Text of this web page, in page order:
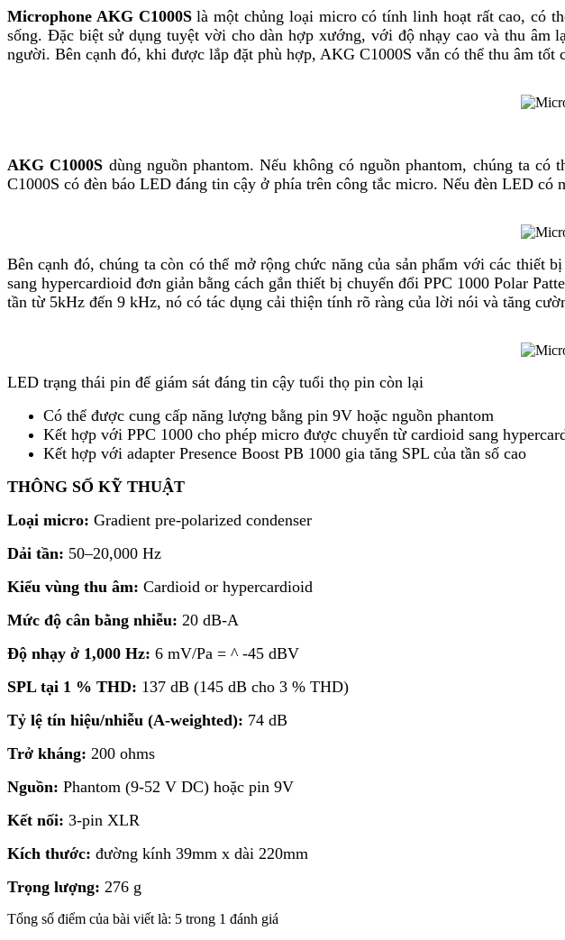
Microphone AKG C1000Slà một chủng loại micro có tính linh hoạt rất cao, có
sống. Đặc biệt sử dụng tuyệt vời cho dàn hợp xướng, với độ nhạy cao và thu âm
người. Bên cạnh đó, khi được lắp đặt phù hợp, AKG C1000S vẫn có thể thu âm tốt
AKG C1000S dùng nguồn phantom. Nếu không có nguồn phantom, chúng ta
C1000S có đèn báo LED đáng tin cậy ở phía trên công tắc micro. Nếu đèn LED
Bên cạnh đó, chúng ta còn có thể mở rộng chức năng của sản phẩm với các
sang hypercardioid đơn giản bằng cách gắn thiết bị chuyển đổi PPC 1000 Polar
tần từ 5kHz đến 9 kHz, nó có tác dụng cải thiện tính rõ ràng của lời nói và tăng
LED trạng thái pin để giám sát đáng tin cậy tuổi thọ pin còn lại
Có thể được cung cấp năng lượng bằng pin 9V hoặc nguồn phantom
Kết hợp với PPC 1000 cho phép micro được chuyển từ cardioid sang
Kết hợp với adapter Presence Boost PB 1000 gia tăng SPL của tần số cao
THÔNG SỐ KỸ THUẬT
Loại micro: Gradient pre-polarized condenser
Dải tần: 50–20,000 Hz
Kiểu vùng thu âm: Cardioid or hypercardioid
Mức độ cân bằng nhiễu: 20 dB-A
Độ nhạy ở 1,000 Hz: 6 mV/Pa = ^ -45 dBV
SPL tại 1 % THD: 137 dB (145 dB cho 3 % THD)
Tỷ lệ tín hiệu/nhiễu (A-weighted): 74 dB
Trở kháng: 200 ohms
Nguồn: Phantom (9-52 V DC) hoặc pin 9V
Kết nối: 3-pin XLR
Kích thước: đường kính 39mm x dài 220mm
Trọng lượng: 276 g
Tổng số điểm của bài viết là: 5 trong 1 đánh giá